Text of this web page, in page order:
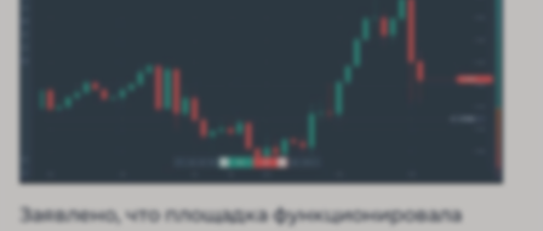
Заявлено, что площадка функционировала